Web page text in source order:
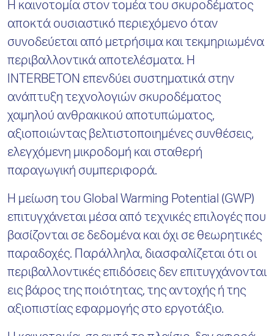
Η καινοτομία στον τομέα του σκυροδέματος
αποκτά ουσιαστικό περιεχόμενο όταν
συνοδεύεται από μετρήσιμα και τεκμηριωμένα
περιβαλλοντικά αποτελέσματα. Η
INTERBETON επενδύει συστηματικά στην
ανάπτυξη τεχνολογιών σκυροδέματος
χαμηλού ανθρακικού αποτυπώματος,
αξιοποιώντας βελτιστοποιημένες συνθέσεις,
ελεγχόμενη μικροδομή και σταθερή
παραγωγική συμπεριφορά.
Η μείωση του Global Warming Potential (GWP)
επιτυγχάνεται μέσα από τεχνικές επιλογές που
βασίζονται σε δεδομένα και όχι σε θεωρητικές
παραδοχές. Παράλληλα, διασφαλίζεται ότι οι
περιβαλλοντικές επιδόσεις δεν επιτυγχάνονται
εις βάρος της ποιότητας, της αντοχής ή της
αξιοπιστίας εφαρμογής στο εργοτάξιο.